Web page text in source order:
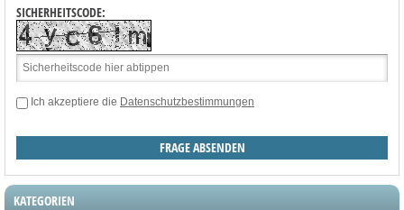
SICHERHEITSCODE:
Ich akzeptiere die Datenschutzbestimmungen
KATEGORIEN